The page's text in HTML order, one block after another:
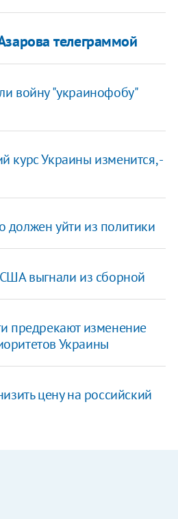
телеграммой
войну "украинофобу"
курс Украины изменится, -
уйти из политики
выгнали из сборной
предрекают изменение
Украины
цену на российский